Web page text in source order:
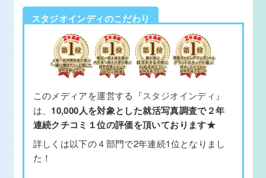
スタジオインディのこだわり
このメディアを運営する 『スタジオインディ』
は、 10,000人を対象とした就活写真調査で２年
連続クチコミ１位の評価を頂いております★
詳しくは以下の４部門で2年連続1位となりまし
た！